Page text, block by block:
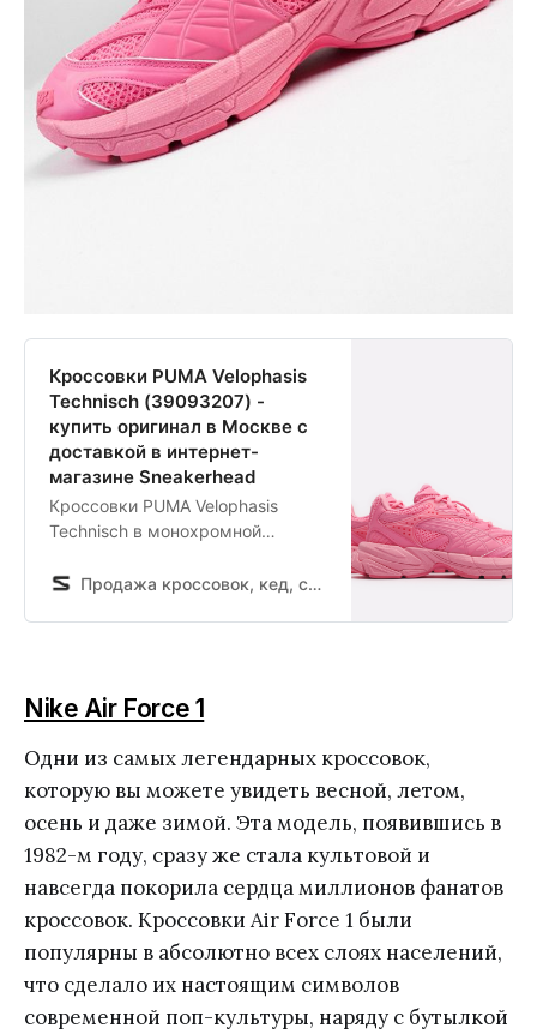
Кроссовки PUMA Velophasis
Technisch (39093207) -
купить оригинал в Москве с
доставкой в интернет-
магазине Sneakerhead
Кроссовки PUMA Velophasis
Technisch в монохромной
повседневная пара с вайбом
особым акцентом на
вставке. А благодаря
использованию пены
SOFTFOAM+…
Продажа кроссовок, кед, спортивной обуви и одежды в интернет магазине Sneakerhead
Nike Air Force 1
Одни из самых легендарных кроссовок,
которую вы можете увидеть весной, летом,
осень и даже зимой. Эта модель, появившись в
1982-м году, сразу же стала культовой и
навсегда покорила сердца миллионов фанатов
кроссовок. Кроссовки Air Force 1 были
популярны в абсолютно всех слоях населений,
что сделало их настоящим символов
современной поп-культуры, наряду с бутылкой